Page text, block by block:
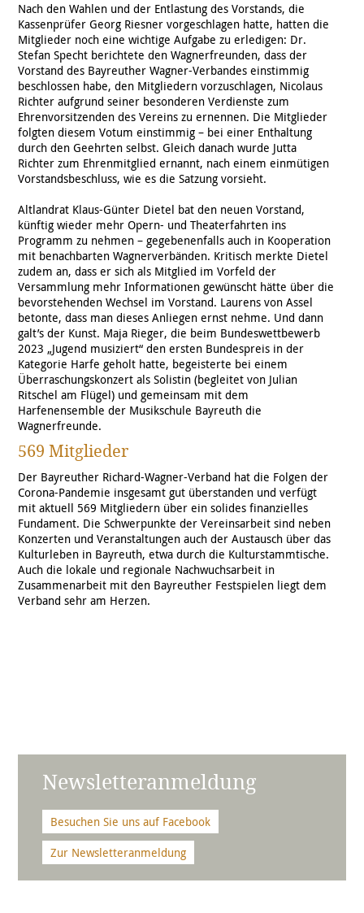
Nach den Wahlen und der Entlastung des Vorstands, die
Kassenprüfer Georg Riesner vorgeschlagen hatte, hatten die
Mitglieder noch eine wichtige Aufgabe zu erledigen: Dr.
Stefan Specht berichtete den Wagnerfreunden, dass der
Vorstand des Bayreuther Wagner-Verbandes einstimmig
beschlossen habe, den Mitgliedern vorzuschlagen, Nicolaus
Richter aufgrund seiner besonderen Verdienste zum
Ehrenvorsitzenden des Vereins zu ernennen. Die Mitglieder
folgten diesem Votum einstimmig – bei einer Enthaltung
durch den Geehrten selbst. Gleich danach wurde Jutta
Richter zum Ehrenmitglied ernannt, nach einem einmütigen
Vorstandsbeschluss, wie es die Satzung vorsieht.
Altlandrat Klaus-Günter Dietel bat den neuen Vorstand,
künftig wieder mehr Opern- und Theaterfahrten ins
Programm zu nehmen – gegebenenfalls auch in Kooperation
mit benachbarten Wagnerverbänden. Kritisch merkte Dietel
zudem an, dass er sich als Mitglied im Vorfeld der
Versammlung mehr Informationen gewünscht hätte über die
bevorstehenden Wechsel im Vorstand. Laurens von Assel
betonte, dass man dieses Anliegen ernst nehme. Und dann
galt’s der Kunst. Maja Rieger, die beim Bundeswettbewerb
2023 „Jugend musiziert“ den ersten Bundespreis in der
Kategorie Harfe geholt hatte, begeisterte bei einem
Überraschungskonzert als Solistin (begleitet von Julian
Ritschel am Flügel) und gemeinsam mit dem
Harfenensemble der Musikschule Bayreuth die
Wagnerfreunde.
569 Mitglieder
Der Bayreuther Richard-Wagner-Verband hat die Folgen der
Corona-Pandemie insgesamt gut überstanden und verfügt
mit aktuell 569 Mitgliedern über ein solides finanzielles
Fundament. Die Schwerpunkte der Vereinsarbeit sind neben
Konzerten und Veranstaltungen auch der Austausch über das
Kulturleben in Bayreuth, etwa durch die Kulturstammtische.
Auch die lokale und regionale Nachwuchsarbeit in
Zusammenarbeit mit den Bayreuther Festspielen liegt dem
Verband sehr am Herzen.
Newsletteranmeldung
Besuchen Sie uns auf Facebook
Zur Newsletteranmeldung